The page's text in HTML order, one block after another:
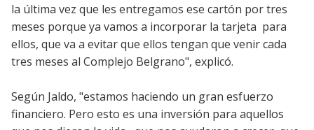
la última vez que les entregamos ese cartón por tres
meses porque ya vamos a incorporar la tarjeta para
ellos, que va a evitar que ellos tengan que venir cada
tres meses al Complejo Belgrano", explicó.
Según Jaldo, "estamos haciendo un gran esfuerzo
financiero. Pero esto es una inversión para aquellos